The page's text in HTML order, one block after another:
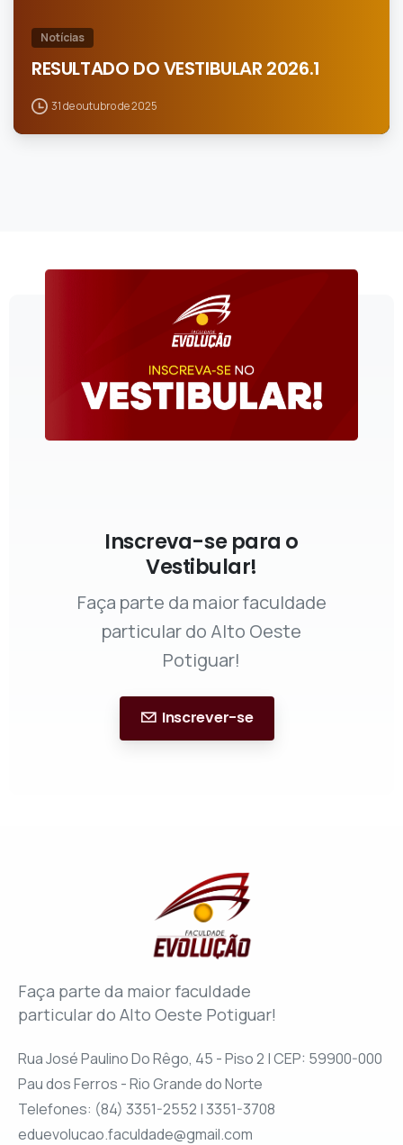
Notícias
RESULTADO DO VESTIBULAR 2026.1
31 de outubro de 2025
Inscreva-se para o
Vestibular!
Faça parte da maior faculdade
particular do Alto Oeste
Potiguar!
Inscrever-se
Faça parte da maior faculdade
particular do Alto Oeste Potiguar!
Rua José Paulino Do Rêgo, 45 - Piso 2 | CEP: 59900-000
Pau dos Ferros - Rio Grande do Norte
Telefones: (84) 3351-2552 | 3351-3708
eduevolucao.faculdade@gmail.com